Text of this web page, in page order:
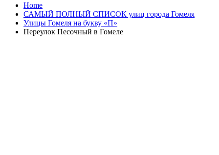
Home
САМЫЙ ПОЛНЫЙ СПИСОК улиц города Гомеля
Улицы Гомеля на букву «П»
Переулок Песочный в Гомеле